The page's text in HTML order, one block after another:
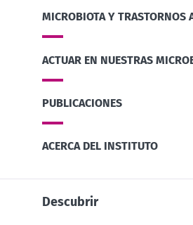
MICROBIOTA Y TRASTORNOS
ACTUAR EN NUESTRAS
PUBLICACIONES
ACERCA DEL INSTITUTO
Descubrir